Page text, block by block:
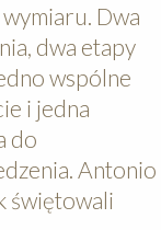
Dwa
dwa etapy
wspólne
i jedna
do
Antonio
świętowali